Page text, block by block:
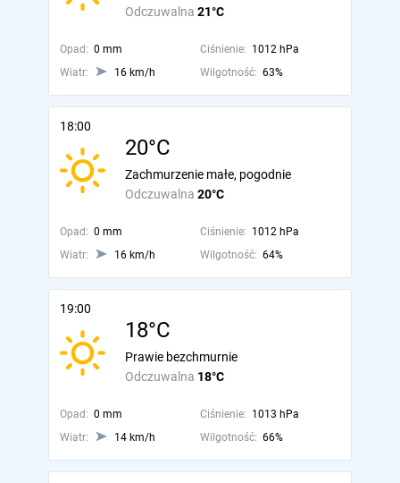
Odczuwalna 21°C
Opad: 0 mm Ciśnienie: 1012 hPa
Wiatr:
16 km/h Wilgotność: 63%
18:00
20°C
Odczuwalna 20°C
Zachmurzenie małe, pogodnie
Opad: 0 mm Ciśnienie: 1012 hPa
Wiatr:
16 km/h Wilgotność: 64%
19:00
18°C
Odczuwalna 18°C
Prawie bezchmurnie
Opad: 0 mm Ciśnienie: 1013 hPa
Wiatr:
14 km/h Wilgotność: 66%